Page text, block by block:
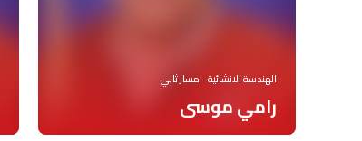
الهندسة الانشائية - مسار ثاني
رامي موسى